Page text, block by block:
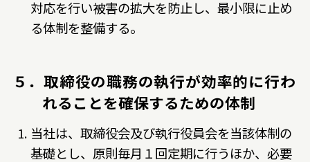
対応を行い被害の拡大を防止し、最小限に止め
る体制を整備する。
５．取締役の職務の執行が効率的に行わ
れることを確保するための体制
当社は、取締役会及び執行役員会を当該体制の
基礎とし、原則毎月１回定期に行うほか、必要